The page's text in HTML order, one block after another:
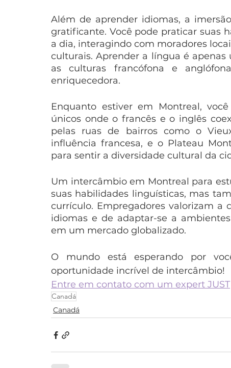
Além de aprender idiomas, a
gratificante. Você pode praticar suas
a dia, interagindo com moradores
culturais. Aprender a língua é
as culturas francófona e
enriquecedora.
Enquanto estiver em Montreal,
únicos onde o francês e o inglês
pelas ruas de bairros como o
influência francesa, e o Plateau
para sentir a diversidade cultural da
Um intercâmbio em Montreal para
suas habilidades linguísticas, mas
currículo. Empregadores valorizam
idiomas e de adaptar-se a
em um mercado globalizado.
O mundo está esperando por
oportunidade incrível de intercâmbio!
Entre em contato com um expert JUST
Canadá
Canadá